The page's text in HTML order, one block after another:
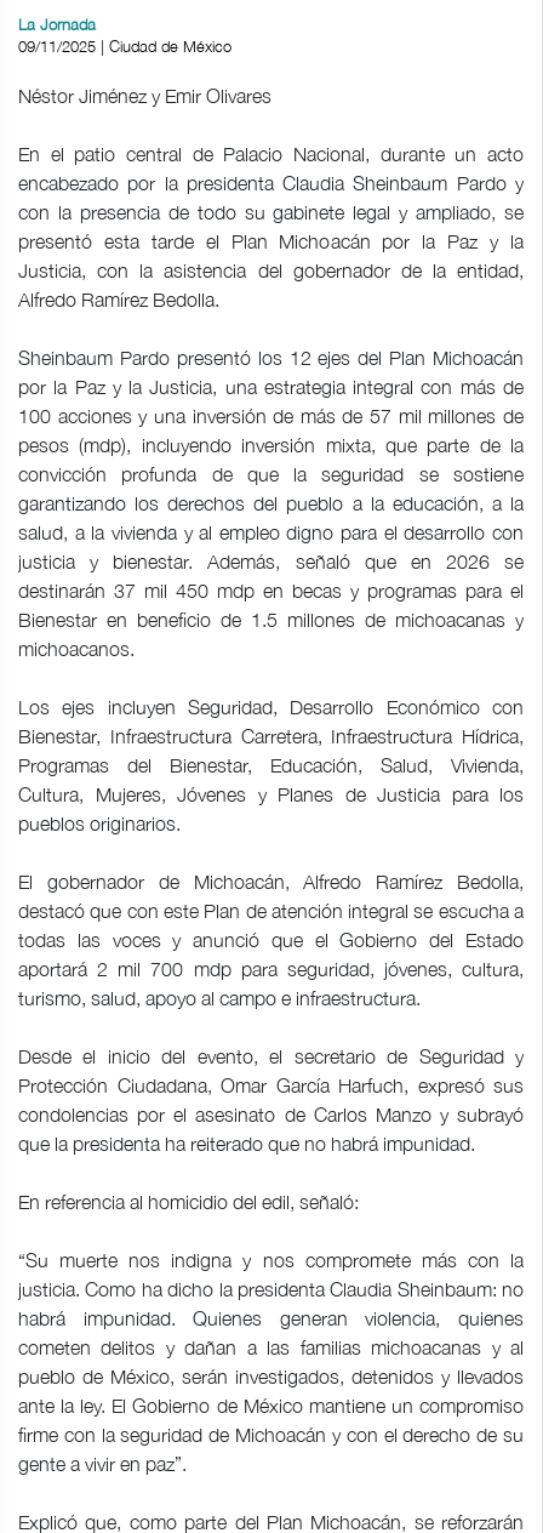
La Jornada
09/11/2025 | Ciudad de México
Néstor Jiménez y Emir Olivares
En el patio central de Palacio Nacional, durante un acto
encabezado por la presidenta Claudia Sheinbaum Pardo y
con la presencia de todo su gabinete legal y ampliado, se
presentó esta tarde el Plan Michoacán por la Paz y la
Justicia, con la asistencia del gobernador de la entidad,
Alfredo Ramírez Bedolla.
Sheinbaum Pardo presentó los 12 ejes del Plan Michoacán
por la Paz y la Justicia, una estrategia integral con más de
100 acciones y una inversión de más de 57 mil millones de
pesos (mdp), incluyendo inversión mixta, que parte de la
convicción profunda de que la seguridad se sostiene
garantizando los derechos del pueblo a la educación, a la
salud, a la vivienda y al empleo digno para el desarrollo con
justicia y bienestar. Además, señaló que en 2026 se
destinarán 37 mil 450 mdp en becas y programas para el
Bienestar en beneficio de 1.5 millones de michoacanas y
michoacanos.
Los ejes incluyen Seguridad, Desarrollo Económico con
Bienestar, Infraestructura Carretera, Infraestructura Hídrica,
Programas del Bienestar, Educación, Salud, Vivienda,
Cultura, Mujeres, Jóvenes y Planes de Justicia para los
pueblos originarios.
El gobernador de Michoacán, Alfredo Ramírez Bedolla,
destacó que con este Plan de atención integral se escucha a
todas las voces y anunció que el Gobierno del Estado
aportará 2 mil 700 mdp para seguridad, jóvenes, cultura,
turismo, salud, apoyo al campo e infraestructura.
Desde el inicio del evento, el secretario de Seguridad y
Protección Ciudadana, Omar García Harfuch, expresó sus
condolencias por el asesinato de Carlos Manzo y subrayó
que la presidenta ha reiterado que no habrá impunidad.
En referencia al homicidio del edil, señaló:
“Su muerte nos indigna y nos compromete más con la
justicia. Como ha dicho la presidenta Claudia Sheinbaum: no
habrá impunidad. Quienes generan violencia, quienes
cometen delitos y dañan a las familias michoacanas y al
pueblo de México, serán investigados, detenidos y llevados
ante la ley. El Gobierno de México mantiene un compromiso
firme con la seguridad de Michoacán y con el derecho de su
gente a vivir en paz”.
Explicó que, como parte del Plan Michoacán, se reforzarán